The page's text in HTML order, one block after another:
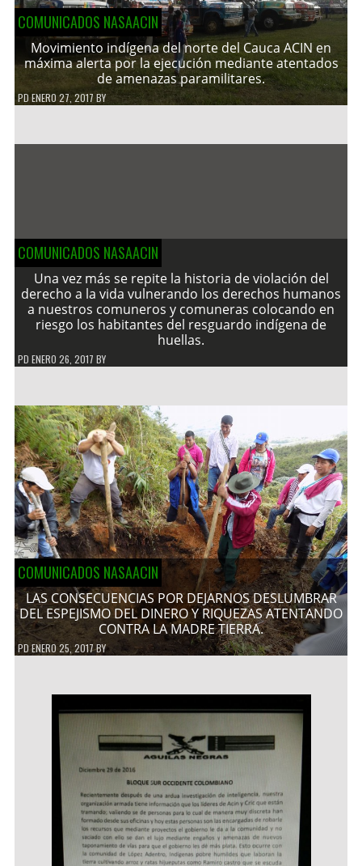
COMUNICADOS NASAACIN
Movimiento indígena del norte del Cauca ACIN en
máxima alerta por la ejecución mediante atentados
de amenazas paramilitares.
PDENERO 27, 2017 BY
COMUNICADOS NASAACIN
Una vez más se repite la historia de violación del
derecho a la vida vulnerando los derechos humanos
a nuestros comuneros y comuneras colocando en
riesgo los habitantes del resguardo indígena de
huellas.
PD ENERO 26, 2017 BY
COMUNICADOS NASAACIN
LAS CONSECUENCIAS POR DEJARNOS DESLUMBRAR
DEL ESPEJISMO DEL DINERO Y RIQUEZAS ATENTANDO
CONTRA LA MADRE TIERRA.
PDENERO 25, 2017BY